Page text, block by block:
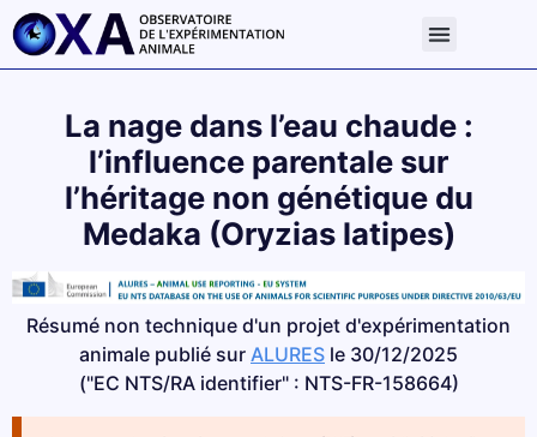
La nage dans l’eau chaude :
l’influence parentale sur
l’héritage non génétique du
Medaka (Oryzias latipes)
Résumé non technique d'un projet d'expérimentation
animale publié sur ALURES le 30/12/2025
("EC NTS/RA identifier" : NTS-FR-158664)